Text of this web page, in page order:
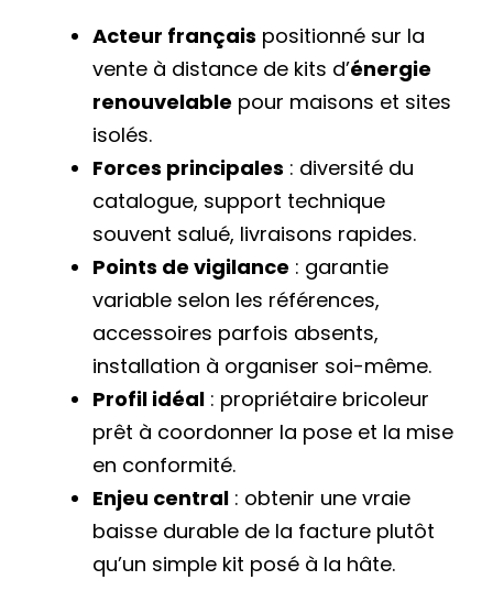
Acteur français positionné sur la
vente à distance de kits d’énergie
renouvelable pour maisons et sites
isolés.
Forces principales : diversité du
catalogue, support technique
souvent salué, livraisons rapides.
Points de vigilance : garantie
variable selon les références,
accessoires parfois absents,
installation à organiser soi-même.
Profil idéal : propriétaire bricoleur
prêt à coordonner la pose et la mise
en conformité.
Enjeu central : obtenir une vraie
baisse durable de la facture plutôt
qu’un simple kit posé à la hâte.